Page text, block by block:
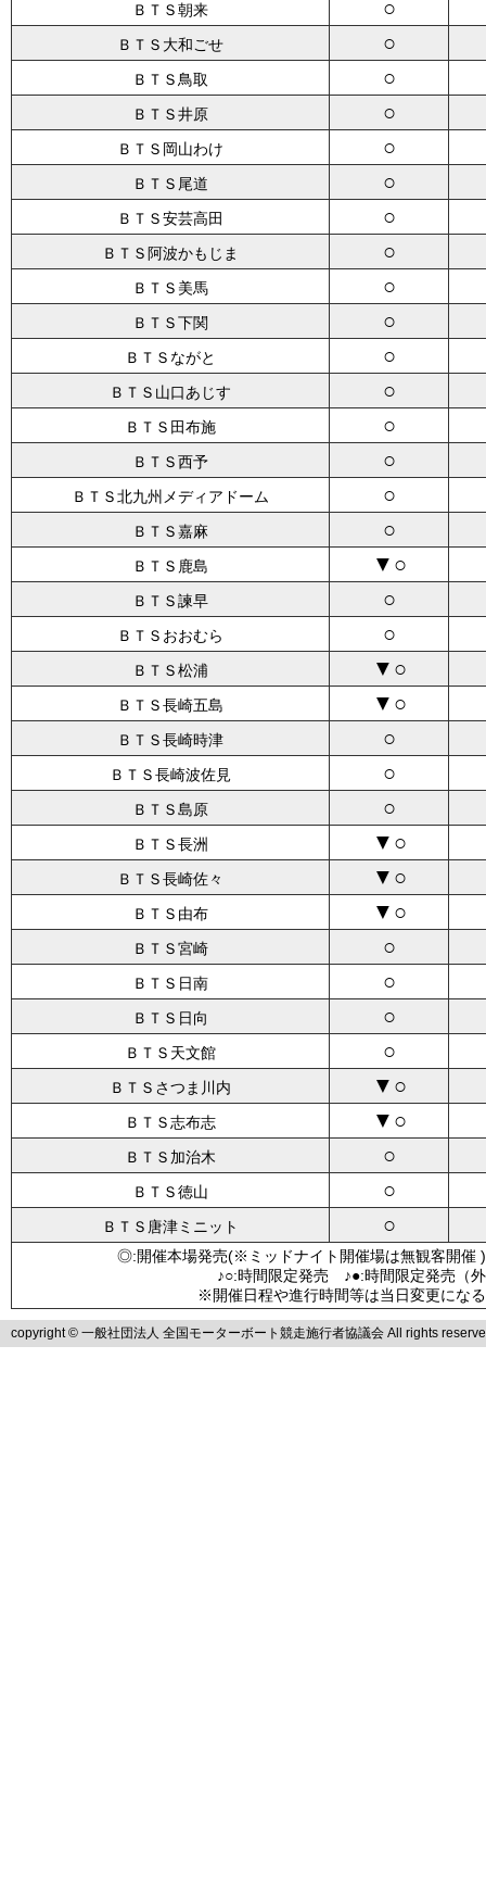
ＢＴＳ朝来 ○
ＢＴＳ大和ごせ ○
ＢＴＳ鳥取 ○
ＢＴＳ井原 ○
ＢＴＳ岡山わけ ○
ＢＴＳ尾道 ○
ＢＴＳ安芸高田 ○
ＢＴＳ阿波かもじま ○
ＢＴＳ美馬 ○
ＢＴＳ下関 ○
ＢＴＳながと ○
ＢＴＳ山口あじす ○
ＢＴＳ田布施 ○
ＢＴＳ西予 ○
ＢＴＳ北九州メディアドーム ○
ＢＴＳ嘉麻 ○
ＢＴＳ鹿島 ▼○
ＢＴＳ諫早 ○
ＢＴＳおおむら ○
ＢＴＳ松浦 ▼○
ＢＴＳ長崎五島 ▼○
ＢＴＳ長崎時津 ○
ＢＴＳ長崎波佐見 ○
ＢＴＳ島原 ○
ＢＴＳ長洲 ▼○
ＢＴＳ長崎佐々 ▼○
ＢＴＳ由布 ▼○
ＢＴＳ宮崎 ○
ＢＴＳ日南 ○
ＢＴＳ日向 ○
ＢＴＳ天文館 ○
ＢＴＳさつま川内 ▼○
ＢＴＳ志布志 ▼○
ＢＴＳ加治木 ○
ＢＴＳ徳山 ○
ＢＴＳ唐津ミニット ○
◎:開催本場発売(※ミッドナイト開催場は無観客
♪○:時間限定発売 ♪●:時間限定発売
※開催日程や進行時間等は当日変更にな
copyright © 一般社団法人 全国モーターボート競走施行者協議会 All rights